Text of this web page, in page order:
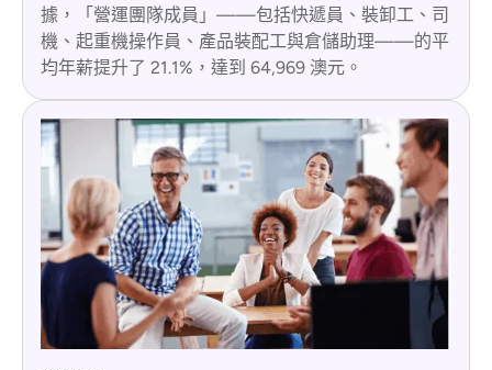
據，「營運團隊成員」——包括快遞員、裝卸工、司
機、起重機操作員、產品裝配工與倉儲助理——的平
均年薪提升了 21.1%，達到 64,969 澳元。